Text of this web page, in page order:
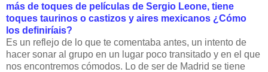
más de toques de películas de Sergio Leone, tiene
toques taurinos o castizos y aires mexicanos ¿Cómo
los definiríais?
Es un reflejo de lo que te comentaba antes, un intento de
hacer sonar al grupo en un lugar poco transitado y en el que
nos encontremos cómodos. Lo de ser de Madrid se tiene